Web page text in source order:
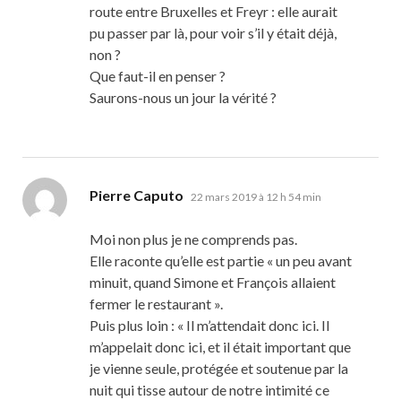
route entre Bruxelles et Freyr : elle aurait
pu passer par là, pour voir s’il y était déjà,
non ?
Que faut-il en penser ?
Saurons-nous un jour la vérité ?
Pierre Caputo dit :
22 mars 2019 à 12 h 54 min
Moi non plus je ne comprends pas.
Elle raconte qu’elle est partie « un peu avant
minuit, quand Simone et François allaient
fermer le restaurant ».
Puis plus loin : « Il m’attendait donc ici. Il
m’appelait donc ici, et il était important que
je vienne seule, protégée et soutenue par la
nuit qui tisse autour de notre intimité ce